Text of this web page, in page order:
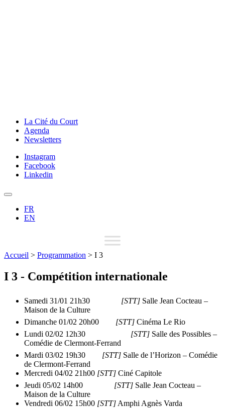
La Cité du Court
Agenda
Newsletters
Instagram
Facebook
Linkedin
FR
EN
Accueil > Programmation > I 3
I 3 - Compétition internationale
Samedi 31/01 21h30 [STT] Salle Jean Cocteau –
Maison de la Culture
Dimanche 01/02 20h00
[STT] Cinéma Le Rio
Lundi 02/02 12h30
[STT] Salle des Possibles –
Comédie de Clermont-Ferrand
Mardi 03/02 19h30
[STT] Salle de l’Horizon – Comédie
de Clermont-Ferrand
Mercredi 04/02 21h00 [STT] Ciné Capitole
Jeudi 05/02 14h00
[STT] Salle Jean Cocteau –
Maison de la Culture
Vendredi 06/02 15h00 [STT] Amphi Agnès Varda